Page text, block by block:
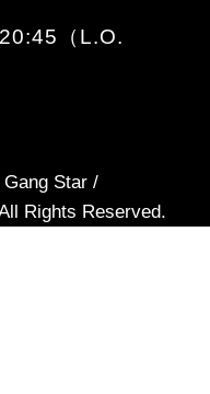
（L.O.
Star /
Rights Reserved.